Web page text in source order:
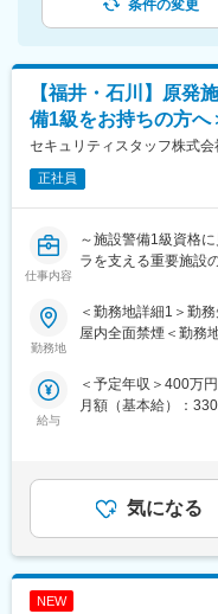
条件の変更
【福井・石川】原発
備1級をお持ちの方
セキュリティスタッフ株式会
正社員
仕事内容
～施設警備1級資格
ラを支える重要施設
※全国どこからでも
■募集背景：
当社では、福井・石
た待遇でお迎えしま
せず、 あなたの経
きたいと考えていま
■業務内容：
勤務地
＜勤務地詳細1＞勤
屋内全面禁煙＜勤務
給与
＜予定年収＞400万
月額（基本給）：
じて上下する可能
記です。気になる
NEW